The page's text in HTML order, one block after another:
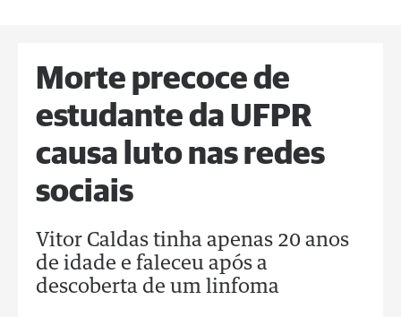
Morte precoce de
estudante da UFPR
causa luto nas redes
sociais
Vitor Caldas tinha apenas 20 anos
de idade e faleceu após a
descoberta de um linfoma